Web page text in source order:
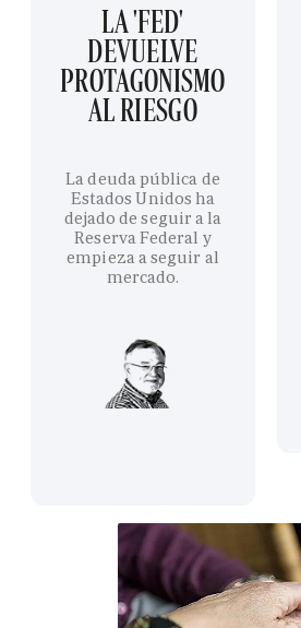
LA 'FED'
DEVUELVE
PROTAGONISMO
AL RIESGO
La deuda pública de
Estados Unidos ha
dejado de seguir a la
Reserva Federal y
empieza a seguir al
mercado.